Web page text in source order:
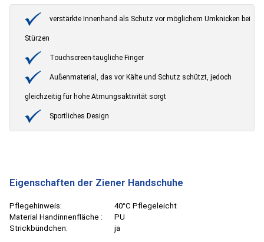
verstärkte Innenhand als Schutz vor möglichem Umknicken bei
Stürzen
Touchscreen-taugliche Finger
Außenmaterial, das vor Kälte und Schutz schützt, jedoch
gleichzeitig für hohe Atmungsaktivität sorgt
Sportliches Design
Eigenschaften der Ziener Handschuhe
Pflegehinweis:
40°C Pflegeleicht
Material Handinnenfläche :
PU
Strickbündchen:
ja